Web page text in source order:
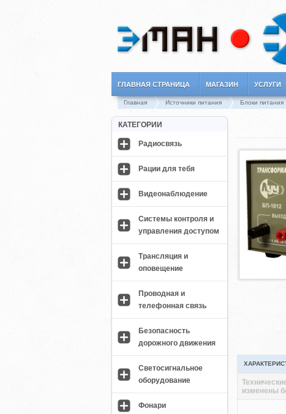
ГЛАВНАЯ СТРАНИЦА МАГАЗИН УСЛУГИ
Главная Источники питания Блоки питания
КАТЕГОРИИ
Радиосвязь
Рации для тебя
Видеонаблюдение
Системы контроля и
управления доступом
Трансляция и
оповещение
Проводная и
телефонная связь
Безопасность
дорожного движения
Светосигнальное
оборудование
Фонари
изменены